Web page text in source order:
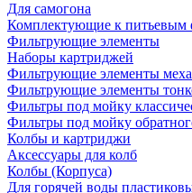
Для самогона
Комплектующие к питьевым
Фильтрующие элементы
Наборы картриджей
Фильтрующие элементы
Фильтрующие элементы
Фильтры под мойку
Фильтры под мойку
Колбы и картриджи
Аксессуары для колб
Колбы (Корпуса)
Для горячей воды